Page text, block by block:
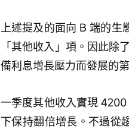
上述提及的面向 B 端的
「其他收入」項。因此
備利息增長壓力而發展的
一季度其他收入實現
下保持翻倍增長。不過從